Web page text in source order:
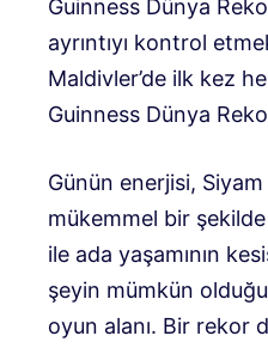
Guinness Dünya
ayrıntıyı kontrol
Maldivler’de ilk kez
Guinness Dünya
Günün enerjisi, Siyam
mükemmel bir
ile ada yaşamının
şeyin mümkün
oyun alanı. Bir rekor